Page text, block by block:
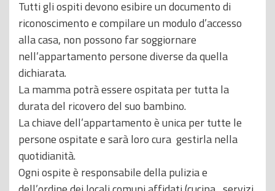
Tutti gli ospiti devono esibire un documento di
riconoscimento e compilare un modulo d’accesso
alla casa, non possono far soggiornare
nell’appartamento persone diverse da quella
dichiarata.
La mamma potrà essere ospitata per tutta la
durata del ricovero del suo bambino.
La chiave dell’appartamento è unica per tutte le
persone ospitate e sarà loro cura gestirla nella
quotidianità.
Ogni ospite è responsabile della pulizia e